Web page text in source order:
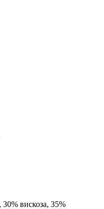
вискоза, 35%